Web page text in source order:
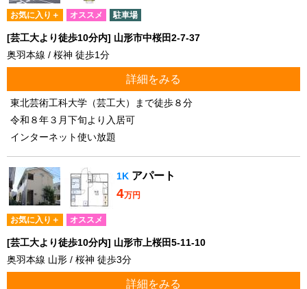
お気に入り＋ オススメ 駐車場
[芸工大より徒歩10分内] 山形市中桜田2-7-37
奥羽本線 / 桜神 徒歩1分
詳細をみる
東北芸術工科大学（芸工大）まで徒歩８分
令和８年３月下旬より入居可
インターネット使い放題
1K アパート
4万円
お気に入り＋ オススメ
[芸工大より徒歩10分内] 山形市上桜田5-11-10
奥羽本線 山形 / 桜神 徒歩3分
詳細をみる